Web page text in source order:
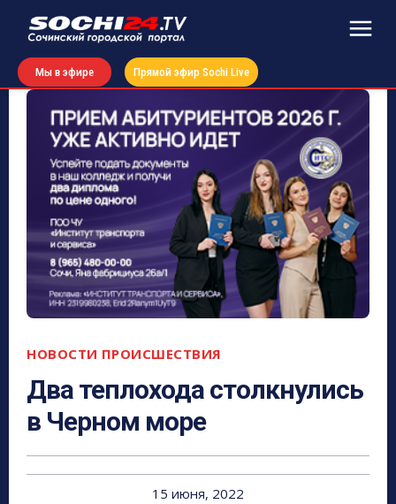
Мы в эфире Прямой эфир Sochi Live
НОВОСТИ ПРОИСШЕСТВИЯ
Два теплохода столкнулись
в Черном море
15 июня, 2022